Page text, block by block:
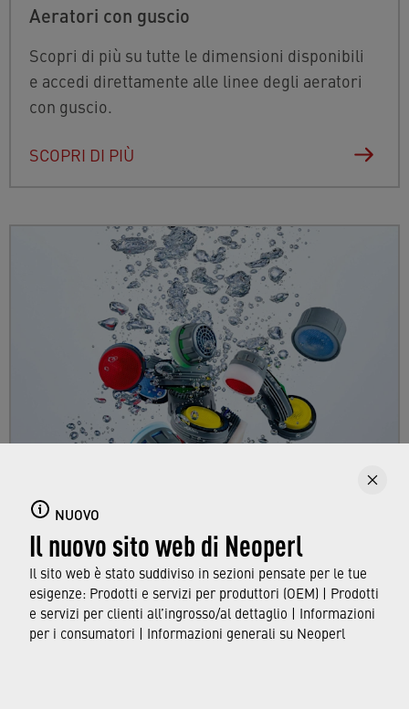
NUOVO
Il nuovo sito web di Neoperl
Il sito web è stato suddiviso in sezioni pensate per le tue
esigenze: Prodotti e servizi per produttori (OEM) | Prodotti
e servizi per clienti all’ingrosso/al dettaglio | Informazioni
per i consumatori | Informazioni generali su Neoperl
Aeratori con guscio
Scopri di più su tutte le dimensioni disponibili
e accedi direttamente alle linee degli aeratori
con guscio.
SCOPRI DI PIÙ
Immergetevi nel variegato mondo degli
aeratori di Neoperl e scoprite i compiti
dell'aeratore, utilizzato quotidianamente in
tutte le case.
SCOPRI DI PIÙ